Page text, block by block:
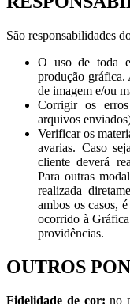
São responsabilidades
O uso de toda
produção
de imagem e/ou
Corrigir os
arquivos
Verificar os
avarias. Caso
cliente deverá
Para outras
realizada
ambos os casos,
ocorrido à
providências.
OUTROS
Fidelidade de cor: no